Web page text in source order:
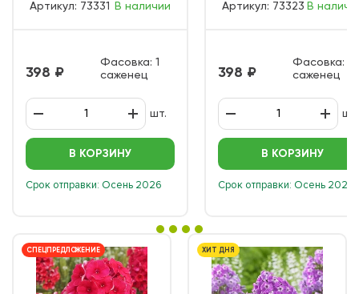
Мисс Эли
Артикул: 73331 В наличии
398
Фасовка: 1
саженец
шт.
В КОРЗИНУ
Срок отправки: Осень 2026
Франц Шуберт
Артикул: 73323 В
398
Фасовка: 1
саженец
шт.
В КОРЗИНУ
Срок отправки: Осень 2026
СПЕЦПРЕДЛОЖЕНИЕ ХИТ ДНЯ